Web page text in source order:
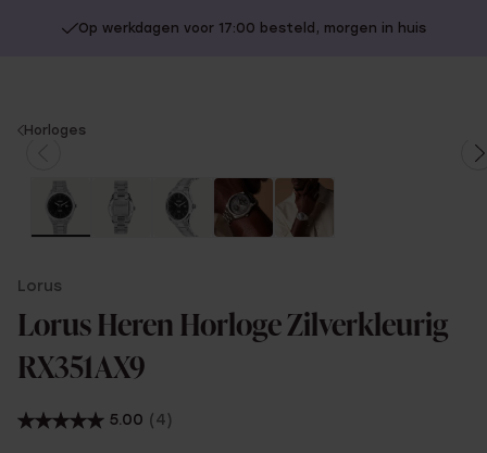
Op werkdagen voor 17:00 besteld, morgen in huis
You
here:
Horloges
Lorus
Lorus Heren Horloge Zilverkleurig
RX351AX9
5.00 (4)